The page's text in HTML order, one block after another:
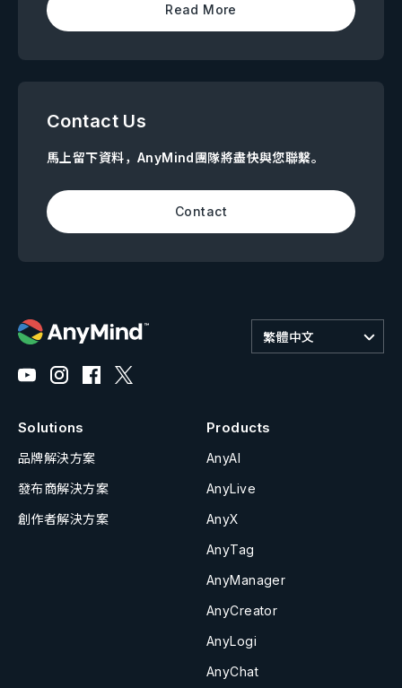
Read More
Contact Us
馬上留下資料，AnyMind團隊將盡快與您聯繫。
Contact
繁體中文
Solutions
品牌解決方案
發布商解決方案
創作者解決方案
Products
AnyAI
AnyLive
AnyX
AnyTag
AnyManager
AnyCreator
AnyLogi
AnyChat